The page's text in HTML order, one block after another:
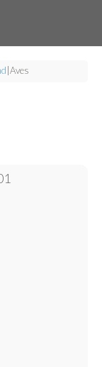
Aves